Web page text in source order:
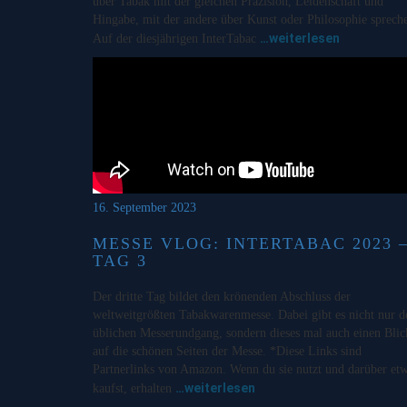
Hingabe, mit der andere über Kunst oder Philosophie
Auf der diesjährigen InterTabac …weiterlesen
16. September 2023
MESSE VLOG: INTERTABAC 2023 –
TAG 3
Der dritte Tag bildet den krönenden Abschluss der
weltweitgrößten Tabakwarenmesse. Dabei gibt es nicht nur
üblichen Messerundgang, sondern dieses mal auch einen
auf die schönen Seiten der Messe. *Diese Links sind
Partnerlinks von Amazon. Wenn du sie nutzt und darüber
kaufst, erhalten …weiterlesen